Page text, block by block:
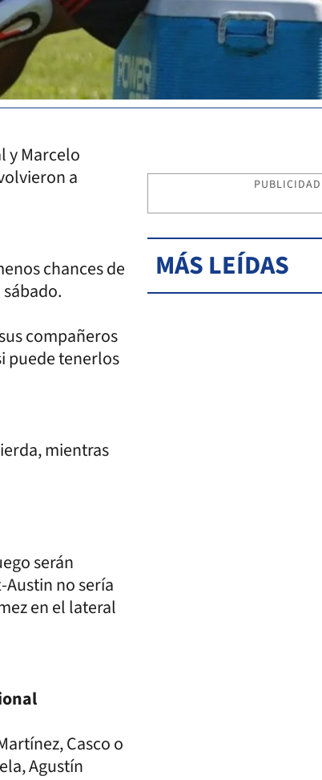
y Marcelo
a
chances de
compañeros
puede tenerlos
mientras
serán
no sería
en el lateral
Casco o
Agustín
PUBLICIDAD
MÁS LEÍDAS